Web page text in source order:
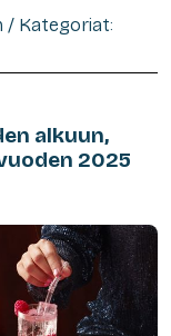
/ Kategoriat:
alkuun,
2025